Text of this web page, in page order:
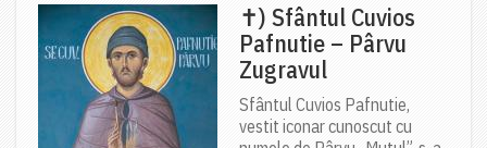
✝) Sfântul Cuvios
Pafnutie – Pârvu
Zugravul
Sfântul Cuvios Pafnutie,
vestit iconar cunoscut cu